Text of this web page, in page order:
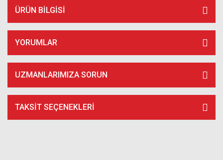
ÜRÜN BILGISI
YORUMLAR
UZMANLARIMIZA SORUN
TAKSIT SEÇENEKLERI